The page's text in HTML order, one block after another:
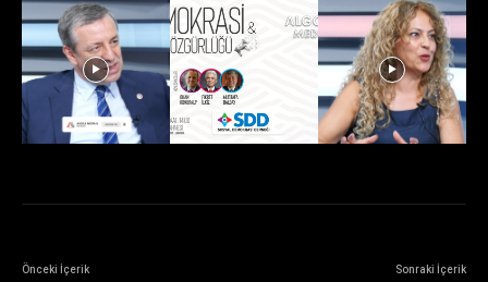
Önceki İçerik Sonraki İçerik